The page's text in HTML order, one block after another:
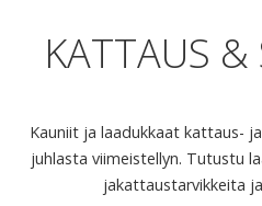
KATTAUS
Kauniit ja laadukkaat kattaus-
juhlasta viimeistellyn. Tutustu
jakattaustarvikkeita